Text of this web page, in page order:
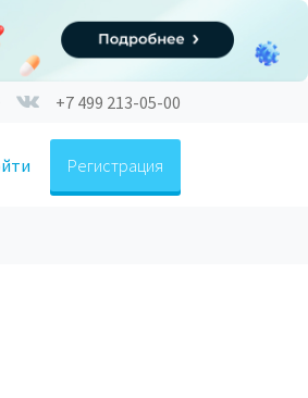
+7 499 213-05-00
Регистрация